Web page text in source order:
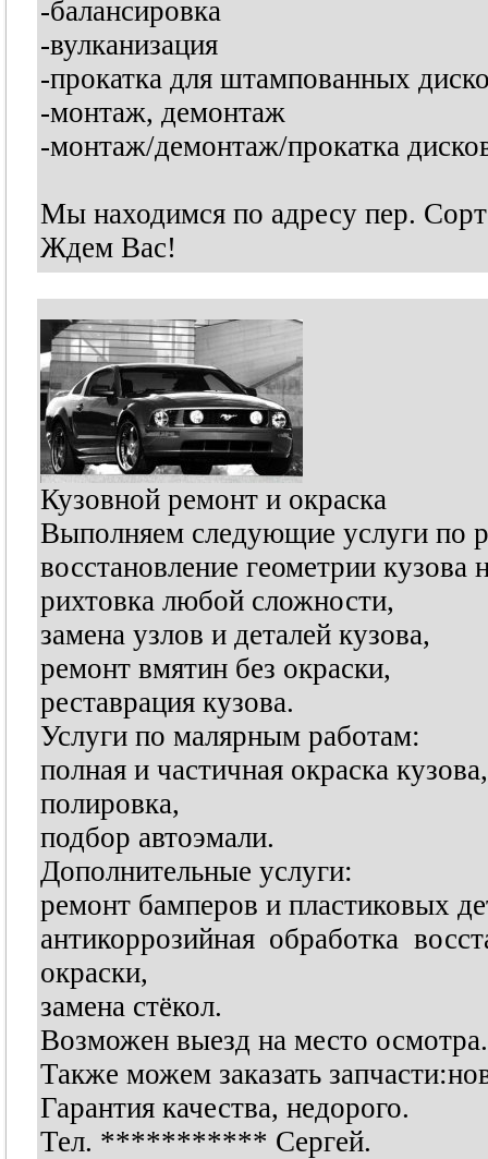
-балансировка
-вулканизация
-прокатка для штампованных
-монтаж, демонтаж
-монтаж/демонтаж/прокатка
Мы находимся по адресу пер.
Ждем Вас!
Кузовной ремонт и окраска
Выполняем следующие услуги по
восстановление геометрии кузова
рихтовка любой сложности,
замена узлов и деталей кузова,
ремонт вмятин без окраски,
реставрация кузова.
Услуги по малярным работам:
полная и частичная окраска кузова,
полировка,
подбор автоэмали.
Дополнительные услуги:
ремонт бамперов и пластиковых
антикоррозийная обработка
окраски,
замена стёкол.
Возможен выезд на место осмотра.
Также можем заказать
Гарантия качества, недорого.
Тел. *********** Сергей.